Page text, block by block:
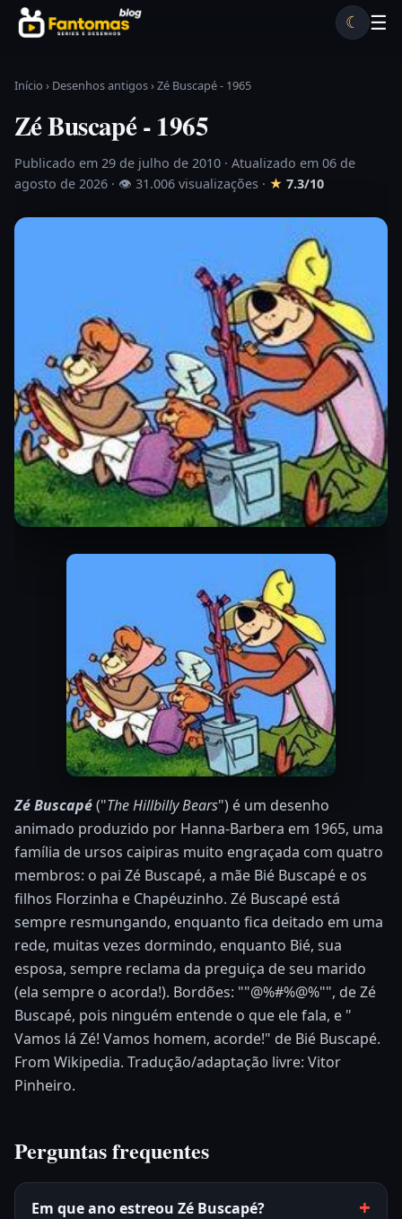
Pular para o conteúdo
☰
☾
Início › Desenhos antigos›Zé Buscapé - 1965
Zé Buscapé - 1965
Publicado em 29 de julho de 2010 · Atualizado em 06 de
agosto de 2026 · 👁 31.006 visualizações · ★ 7.3/10
Zé Buscapé("The Hillbilly Bears") é um desenho
animado produzido por Hanna-Barbera em 1965, uma
família de ursos caipiras muito engraçada com quatro
membros: o pai Zé Buscapé, a mãe Bié Buscapé e os
filhos Florzinha e Chapéuzinho. Zé Buscapé está
sempre resmungando, enquanto fica deitado em uma
rede, muitas vezes dormindo, enquanto Bié, sua
esposa, sempre reclama da preguiça de seu marido
(ela sempre o acorda!). Bordões: ""@%#%@%"", de Zé
Buscapé, pois ninguém entende o que ele fala, e "
Vamos lá Zé! Vamos homem, acorde!" de Bié Buscapé.
From Wikipedia. Tradução/adaptação livre: Vitor
Pinheiro.
Perguntas frequentes
Em que ano estreou Zé Buscapé?